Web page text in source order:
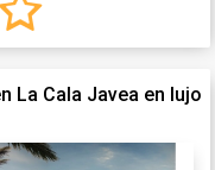
La Cala Javea en lujo